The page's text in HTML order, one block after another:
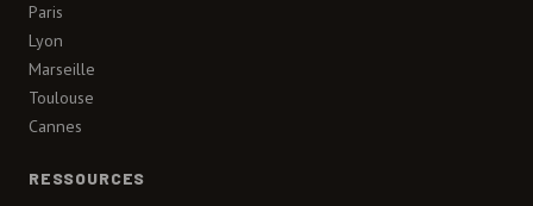
Paris
Lyon
Marseille
Toulouse
Cannes
RESSOURCES